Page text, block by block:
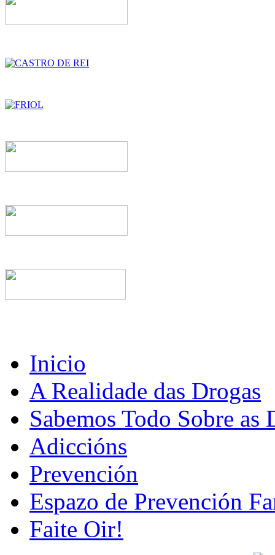
Inicio
A Realidade das Drogas
Sabemos Todo Sobre as
Adiccións
Prevención
Espazo de Prevención
Faite Oir!